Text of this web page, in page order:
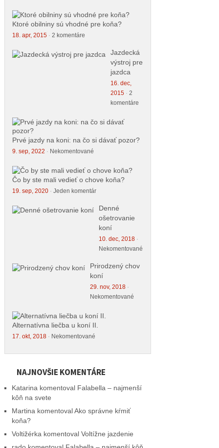
Ktoré obilniny sú vhodné pre koňa?
18. apr, 2015· 2 komentáre
Jazdecká
výstroj pre
jazdca
16. dec,
2015· 2
komentáre
Prvé jazdy na koni: na čo si dávať pozor?
9. sep, 2022 · Nekomentované
Čo by ste mali vedieť o chove koňa?
19. sep, 2020· Jeden komentár
Denné
ošetrovanie
koní
10. dec, 2018·
Nekomentované
Prirodzený chov
koní
29. nov, 2018·
Nekomentované
Alternatívna liečba u koní II.
17. okt, 2018· Nekomentované
NAJNOVŠIE KOMENTÁRE
Katarina komentoval Falabella – najmenší
kôň na svete
Martina komentovalAko správne kŕmiť
koňa?
Voltižérka komentoval Voltížne jazdenie